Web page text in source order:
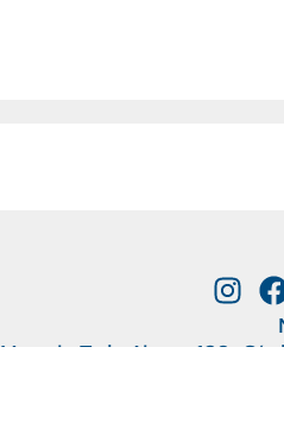
Marcelo T. de Alvear 120,